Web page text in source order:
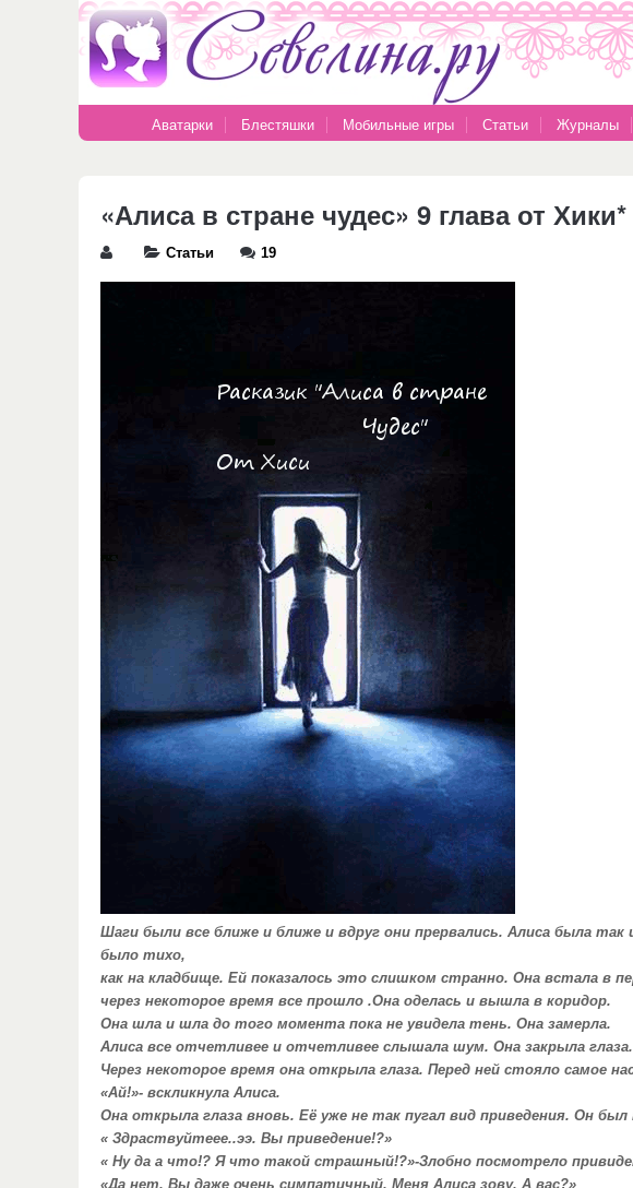
Аватарки Блестяшки Мобильные игры Статьи Журналы
«Алиса в стране чудес» 9 глава от Хики*
Статьи 19
Шаги были все ближе и ближе и вдруг они прервались. Алиса была
было тихо,
как на кладбище. Ей показалось это слишком странно. Она встала в
через некоторое время все прошло .Она оделась и вышла в коридор.
Она шла и шла до того момента пока не увидела тень. Она замерла.
Алиса все отчетливее и отчетливее слышала шум. Она закрыла глаза.
Через некоторое время она открыла глаза. Перед ней стояло самое
«Ай!»- вскликнула Алиса.
Она открыла глаза вновь. Её уже не так пугал вид приведения. Он был
« Здраствуйтеее..ээ. Вы приведение!?»
« Ну да а что!? Я что такой страшный!?»-Злобно посмотрело
«Да нет. Вы даже очень симпатичный. Меня Алиса зову. А вас?»